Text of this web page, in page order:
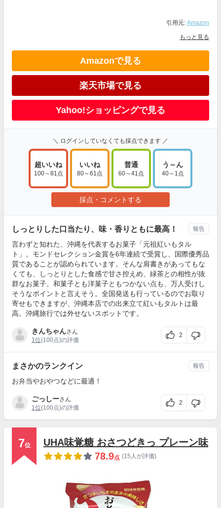
引用元: Amazon
もっと見る
Amazonで見る
楽天市場で見る
Yahoo!ショッピングで見る
＼ ログインしていなくても採点できます ／
超いいね
100～81点
いいね
80～61点
普通
60～41点
う～ん
40～1点
採点・コメントする
しっとりした口当たり、味・香りともに最高！
言わずと知れた、沖縄を代表するお菓子「元祖紅いもタル
ト」。モンドセレクション金賞を6年連続で受賞し、国際優秀品
質であることが認められています。そんな肩書きがあってもな
くても、しっとりとした食感で甘さ控えめ、緑茶との相性が抜
群なお菓子。和菓子とも洋菓子ともつかない点も、万人受けし
そうなポイントと言えそう。全国発送も行っているのでお取り
寄せもできますが、沖縄本店での出来立て紅いもタルトは最
高。沖縄旅行では外せないスポットです。
きんちゃんさん
1位(100点)の評価
2
報告
まさかのランクイン
お弁当やおやつなどに最適！
ごっしーさん
1位(100点)の評価
2
報告
7位
UHA味覚糖 おさつどきっ プレーン味
78.9点 (15人が評価)